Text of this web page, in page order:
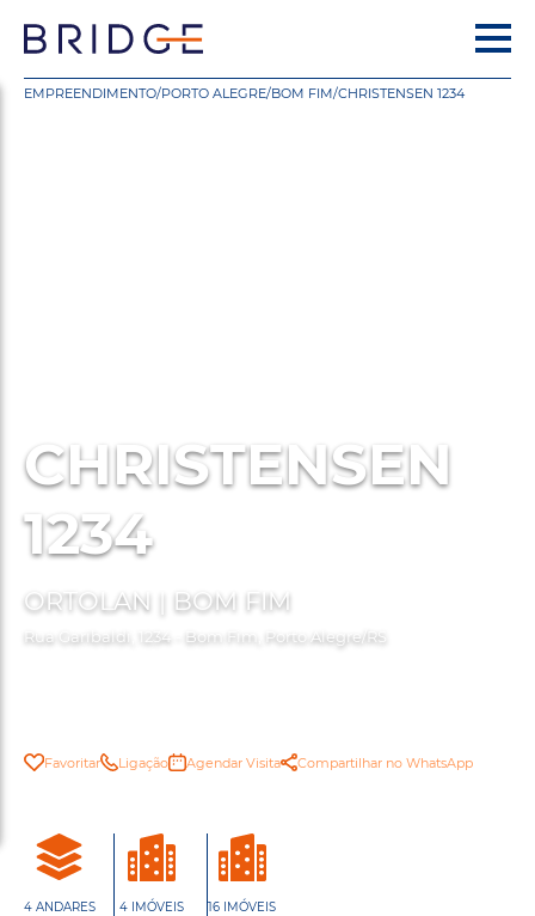
EMPREENDIMENTO/PORTO ALEGRE/BOM FIM/CHRISTENSEN 1234
CHRISTENSEN
1234
ORTOLAN | BOM FIM
Rua Garibaldi, 1234 - Bom Fim, Porto Alegre/RS
Favoritar Ligação Agendar Visita Compartilhar no WhatsApp
4 ANDARES
4 IMÓVEIS
16 IMÓVEIS